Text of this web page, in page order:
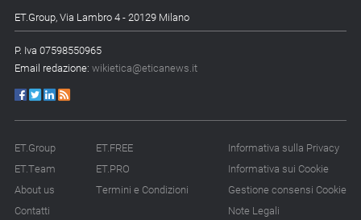
ET.Group, Via Lambro 4 - 20129 Milano
P. Iva 07598550965
Email redazione: wikietica@eticanews.it
ET.Group
ET.Team
About us
Contatti
ET.FREE
ET.PRO
Termini e Condizioni
Informativa sulla Privacy
Informativa sui Cookie
Gestione consensi Cookie
Note Legali